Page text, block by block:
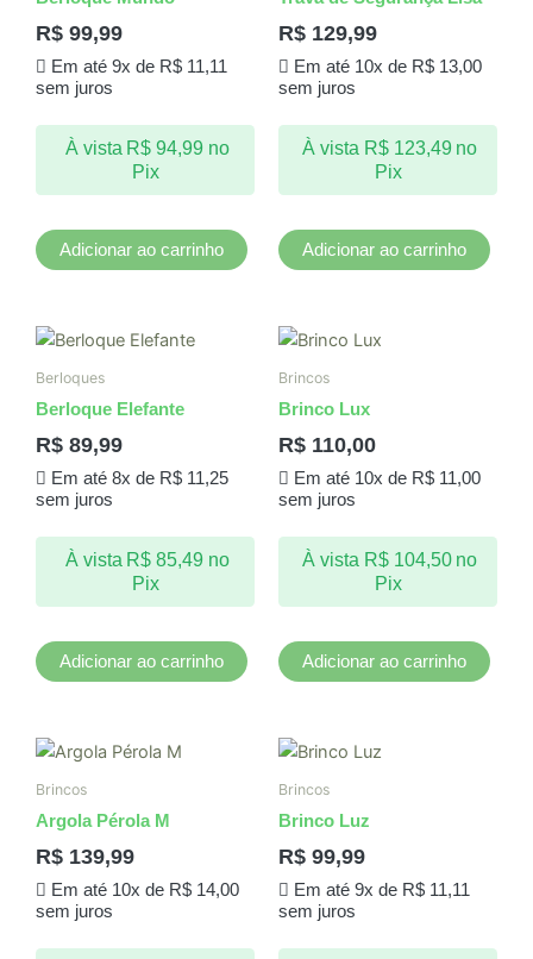
R$ 99,99
Em até 9x de R$11,11
sem juros
À vista R$ 94,99 no
Pix
Adicionar ao carrinho
R$ 129,99
Em até 10x de R$13,00
sem juros
À vista R$123,49 no
Pix
Adicionar ao carrinho
Berloques
Berloque Elefante
R$ 89,99
Em até 8x de R$11,25
sem juros
À vista R$ 85,49 no
Pix
Adicionar ao carrinho
Brincos
Brinco Lux
R$ 110,00
Em até 10x de R$11,00
sem juros
À vista R$104,50 no
Pix
Adicionar ao carrinho
Brincos
Argola Pérola M
R$ 139,99
Em até 10x de R$14,00
sem juros
Brincos
Brinco Luz
R$ 99,99
Em até 9x de R$11,11
sem juros